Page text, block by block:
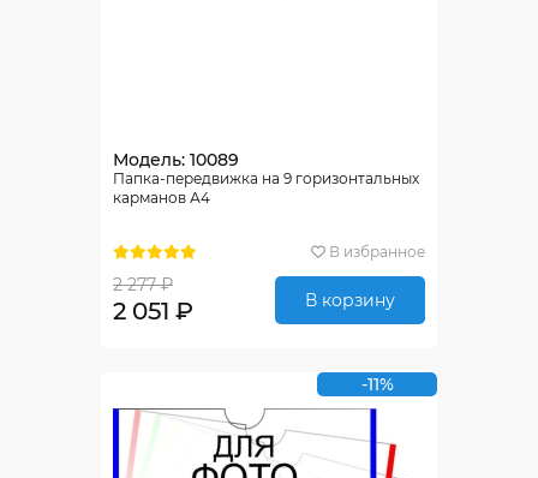
Модель: 10089
Папка-передвижка на 9 горизонтальных
карманов А4
В избранное
2 277 ₽
2 051 ₽ В корзину
-11%